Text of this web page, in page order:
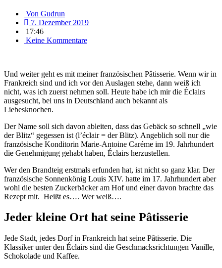
Von Gudrun
7. Dezember 2019
17:46
Keine Kommentare
Und weiter geht es mit meiner französischen Pâtisserie. Wenn wir in
Frankreich sind und ich vor den Auslagen stehe, dann weiß ich
nicht, was ich zuerst nehmen soll. Heute habe ich mir die Éclairs
ausgesucht, bei uns in Deutschland auch bekannt als
Liebesknochen.
Der Name soll sich davon ableiten, dass das Gebäck so schnell „wie
der Blitz“ gegessen ist (l’éclair = der Blitz). Angeblich soll nur die
französische Konditorin Marie-Antoine Caréme im 19. Jahrhundert
die Genehmigung gehabt haben, Éclairs herzustellen.
Wer den Brandteig erstmals erfunden hat, ist nicht so ganz klar. Der
französische Sonnenkönig Louis XIV. hatte im 17. Jahrhundert aber
wohl die besten Zuckerbäcker am Hof und einer davon brachte das
Rezept mit. Heißt es…. Wer weiß….
Jeder kleine Ort hat seine Pâtisserie
Jede Stadt, jedes Dorf in Frankreich hat seine Pâtisserie. Die
Klassiker unter den Éclairs sind die Geschmacksrichtungen Vanille,
Schokolade und Kaffee.